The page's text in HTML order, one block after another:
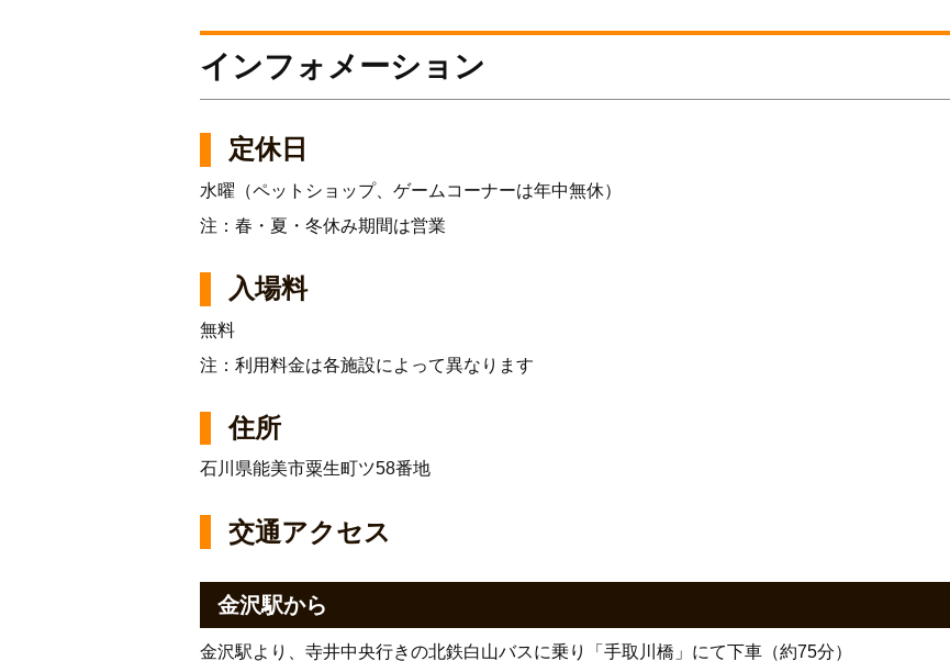
インフォメーション
定休日
水曜（ペットショップ、ゲームコーナーは年中無休）
注：春・夏・冬休み期間は営業
入場料
無料
注：利用料金は各施設によって異なります
住所
石川県能美市粟生町ツ58番地
交通アクセス
金沢駅から
金沢駅より、寺井中央行きの北鉄白山バスに乗り「手取川橋」にて下車（約75分）